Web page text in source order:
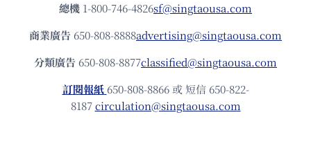
總機 1-800-746-4826sf@singtaousa.com
商業廣告 650-808-8888advertising@singtaousa.com
分類廣告 650-808-8877classified@singtaousa.com
訂閱報紙 650-808-8866 或 短信 650-822-
8187circulation@singtaousa.com